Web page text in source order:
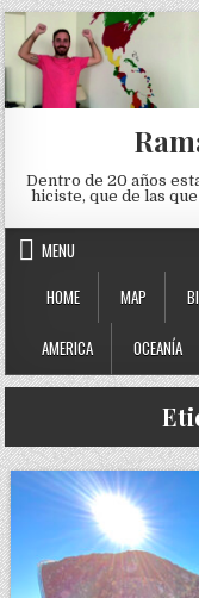
Skip to content
Dentro de 20 años
hiciste, que de las
MENU
HOME
MAP
AMERICA OCEANÍA